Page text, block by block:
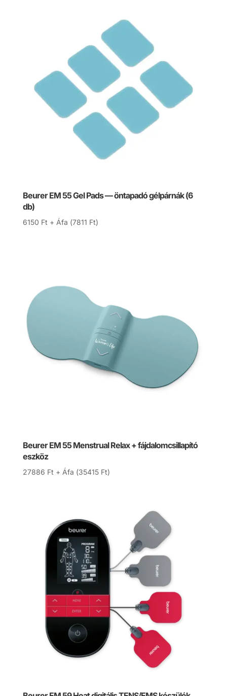
Beurer EM 55 Gel Pads — öntapadó gélpárnák (6
db)
6150 Ft + Áfa (7811 Ft)
Beurer EM 55 Menstrual Relax + fájdalomcsillapító
eszköz
27886 Ft + Áfa (35415 Ft)